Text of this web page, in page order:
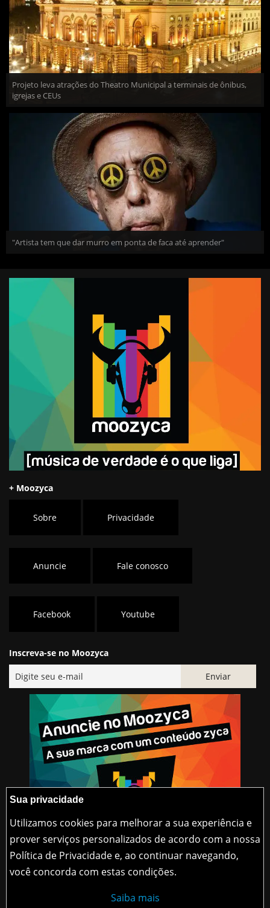
Projeto leva atrações do Theatro Municipal a terminais de ônibus,
igrejas e CEUs
"Artista tem que dar murro em ponta de faca até aprender"
+ Moozyca
Sobre Privacidade
Anuncie Fale conosco
Facebook Youtube
Inscreva-se no Moozyca
@2015-2026 Moozyca
Sua privacidade
Utilizamos cookies para melhorar a sua experiência e
prover serviços personalizados de acordo com a nossa
Política de Privacidade e, ao continuar navegando,
você concorda com estas condições.
Saiba mais